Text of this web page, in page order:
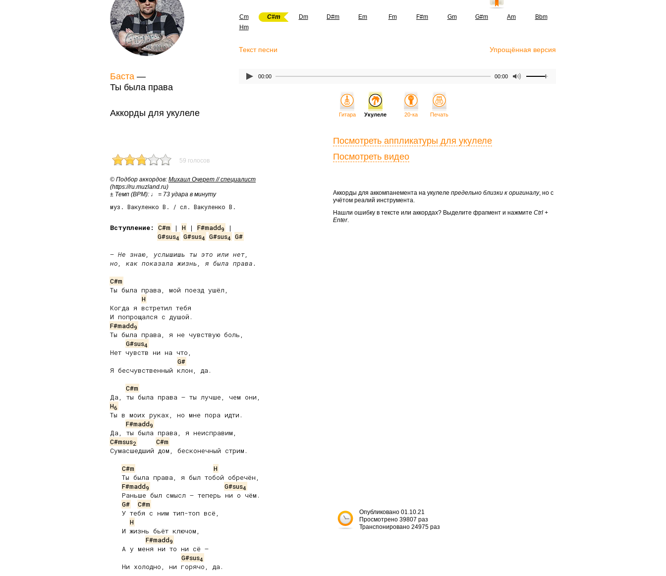
Баста —
Ты была права
Cm C#m Dm D#m Em Fm F#m Gm G#m Am
Bbm
Hm
Текст песни Упрощённая версия
00:00 00:00
Аккорды для укулеле
59 голосов
© Подбор аккордов: Михаил Очерет // специалист
(https://ru.muzland.ru)
± Темп (BPM): ♩ = 73 удара в минуту
муз. Вакуленко В. / сл. Вакуленко В.
Вступление: C#m | H | F#madd9
G#sus4 G#sus4 G#sus4 G#
– Не знаю, услышишь ты это или нет,
но, как показала жизнь, я была права.
C#m
Ты была права, мой поезд ушёл,
H
Когда я встретил тебя
F#madd9
Ты была права, я не чувствую боль,
G#sus4
Нет чувств ни на что,
G#
Я бесчувственный клон, да.
C#m
H6
Ты в моих руках, но мне пора идти.
F#madd9
C#msus2
C#m
Сумасшедший дом, бесконечный стрим.
C#m
H
   Ты была права, я был тобой обречён,
F#madd9 G#sus4
   Раньше был смысл – теперь ни о чём.
G#
C#m
   У тебя с ним тип-топ всё,
H
   И жизнь бьёт ключом,
F#madd9
   А у меня ни то ни сё –
G#sus4
   Ни холодно, ни горячо, да.
Гитара Укулеле 20-ка Печать
Посмотреть аппликатуры для укулеле
Посмотреть видео
Аккорды для аккомпанемента на укулеле предельно близки к оригиналу, но с
учётом реалий инструмента.
Нашли ошибку в тексте или аккордах? Выделите фрагмент и нажмите Ctrl +
Enter.
Опубликовано 01.10.21
Просмотрено 39807 раз
Транспонировано 24975 раз